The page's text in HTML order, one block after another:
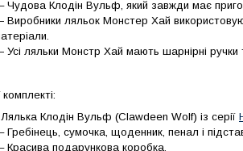
Чудова Клодін Вульф, який завжди має
Виробники ляльок Монстер Хай
Усі ляльки Монстр Хай мають шарнірні ручки
комплекті:
Клодін Вульф (Clawdeen Wolf) із серії
Гребінець, сумочка, щоденник, пенал і
Красива подарункова коробка.